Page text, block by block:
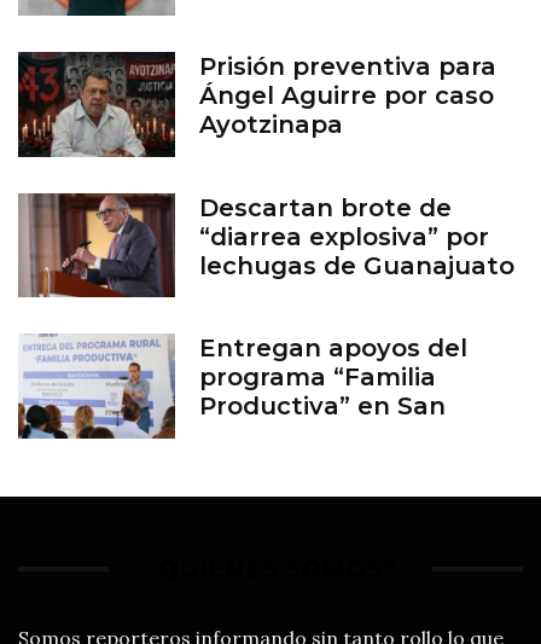
Prisión preventiva para
Ángel Aguirre por caso
Ayotzinapa
Descartan brote de
“diarrea explosiva” por
lechugas de Guanajuato
Entregan apoyos del
programa “Familia
Productiva” en San
Somos reporteros informando sin tanto rollo lo que